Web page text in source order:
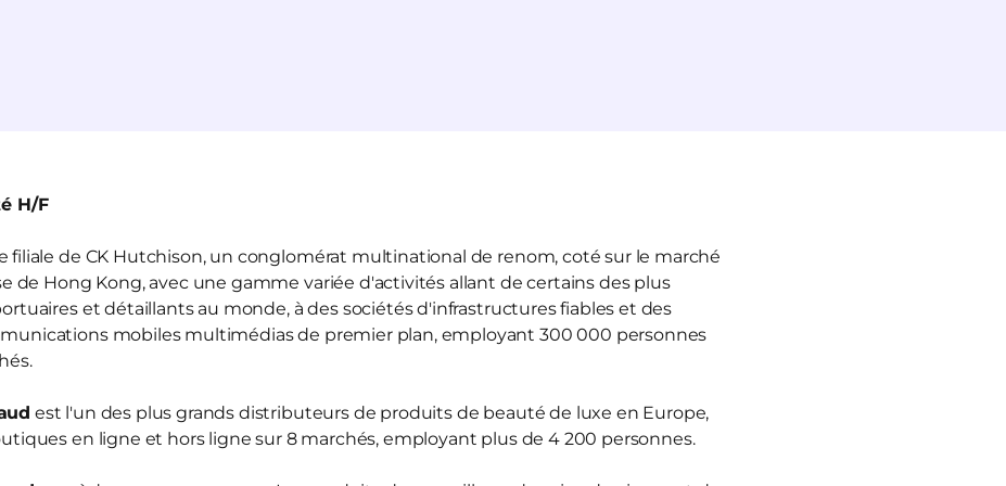
H/F
filiale de CK Hutchison, un conglomérat multinational de renom, coté sur le marché
de Hong Kong, avec une gamme variée d'activités allant de certains des plus
et détaillants au monde, à des sociétés d'infrastructures fiables et des
mobiles multimédias de premier plan, employant 300 000 personnes
est l'un des plus grands distributeurs de produits de beauté de luxe en Europe,
en ligne et hors ligne sur 8 marchés, employant plus de 4 200 personnes.